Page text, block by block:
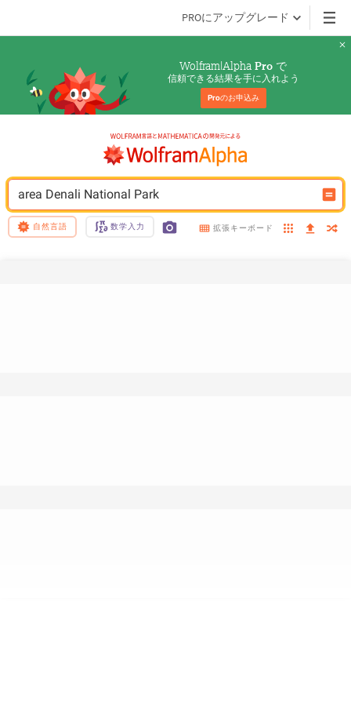
PROにアップグレード
Wolfram|Alpha Pro で
信頼できる結果を手に入れよう
Proのお申込み
area Denali National Park
自然言語 数学入力 拡張キーボード